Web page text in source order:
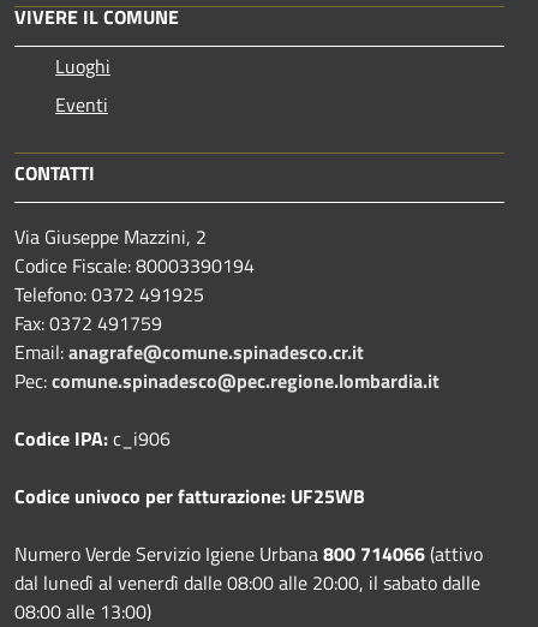
VIVERE IL COMUNE
Luoghi
Eventi
CONTATTI
Via Giuseppe Mazzini, 2
Codice Fiscale: 80003390194
Telefono:0372 491925
Fax:0372 491759
Email:anagrafe@comune.spinadesco.cr.it
Pec:comune.spinadesco@pec.regione.lombardia.it
Codice IPA:c_i906
Codice univoco per fatturazione: UF25WB
Numero Verde Servizio Igiene Urbana800 714066(attivo
dal lunedì al venerdì dalle 08:00 alle 20:00, il sabato dalle
08:00 alle 13:00)